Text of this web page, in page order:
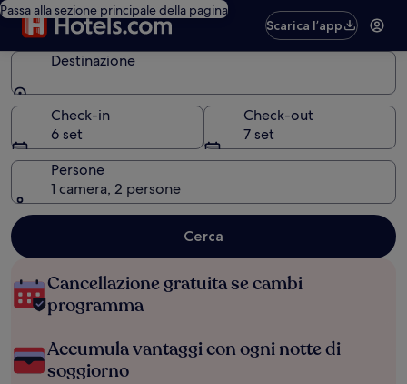
Passa alla sezione principale della pagina
Scarica l’app
Destinazione
Destinazione
Check-in
6 set
Check-out
7 set
Persone
1 camera, 2 persone
Cerca
Cancellazione gratuita se cambi
programma
Accumula vantaggi con ogni notte di
soggiorno